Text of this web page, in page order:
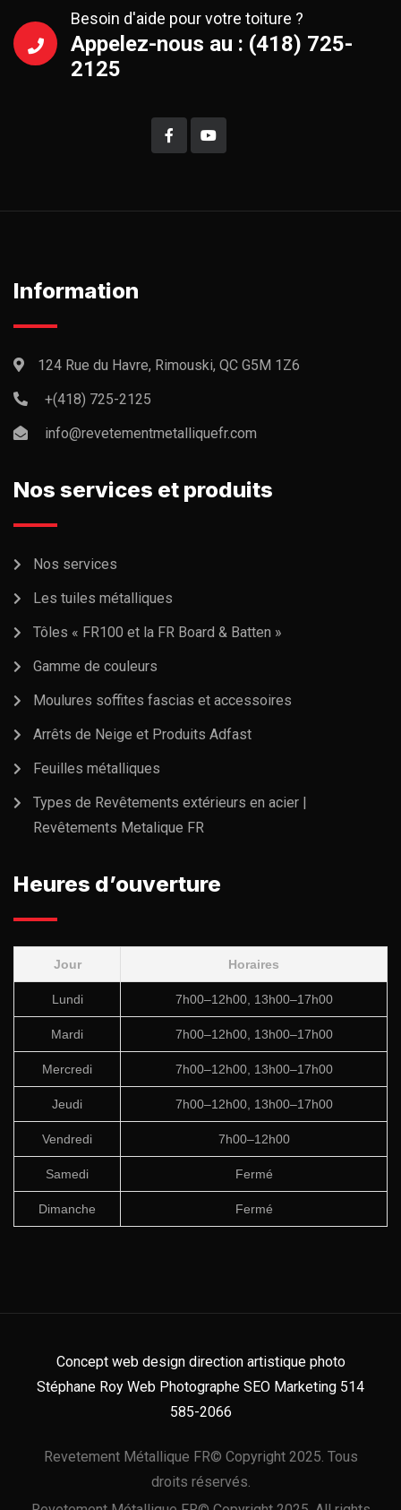
Besoin d'aide pour votre toiture ?
Appelez-nous au : (418) 725-
2125
Information
124 Rue du Havre, Rimouski, QC G5M 1Z6
+(418) 725-2125
info@revetementmetalliquefr.com
Nos services et produits
Nos services
Les tuiles métalliques
Tôles « FR100 et la FR Board & Batten »
Gamme de couleurs
Moulures soffites fascias et accessoires
Arrêts de Neige et Produits Adfast
Feuilles métalliques
Types de Revêtements extérieurs en acier |
Revêtements Metalique FR
Heures d’ouverture
Jour Horaires
Lundi 7h00–12h00, 13h00–17h00
Mardi 7h00–12h00, 13h00–17h00
Mercredi 7h00–12h00, 13h00–17h00
Jeudi 7h00–12h00, 13h00–17h00
Vendredi 7h00–12h00
Samedi Fermé
Dimanche Fermé
Concept web design direction artistique photo
Stéphane Roy Web Photographe SEO Marketing 514
585-2066
Revetement Métallique FR© Copyright 2025. Tous
droits réservés.